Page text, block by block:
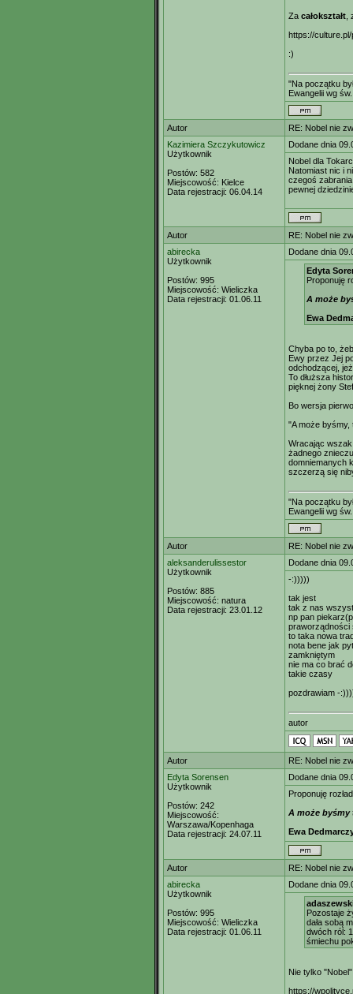
Za całokształt
https://
:)
"Na początku
Ewangelii wg
Autor
RE: Nobel nie
Kazimiera Szczykutowicz
Użytkownik
Postów: 582
Miejscowość: Kielce
Data rejestracji: 06.04.14
Dodane dnia
Nobel dla
Natomiast nic i
czegoś
pewnej
Autor
RE: Nobel nie
abirecka
Użytkownik
Postów: 995
Miejscowość: Wieliczka
Data rejestracji: 01.06.11
Dodane dnia
Edyta
Proponuję
A może
Ewa
Chyba po to,
Ewy przez Jej
odchodzącej,
To dłuższa
pięknej żony
Bo wersja
"A może
Wracając
żadnego
domniemanych
szczerzą się
"Na początku
Ewangelii wg
Autor
RE: Nobel nie
aleksanderulissestor
Użytkownik
Postów: 885
Miejscowość: natura
Data rejestracji: 23.01.12
Dodane dnia
-:)))))
tak jest
tak z nas
np pan
praworządności
to taka nowa
nota bene jak
zamkniętym
nie ma co brać
takie czasy
pozdrawiam -
autor
Autor
RE: Nobel nie
Edyta Sorensen
Użytkownik
Postów: 242
Miejscowość:
Warszawa/Kopenhaga
Data rejestracji: 24.07.11
Dodane dnia
Proponuję
A może byśmy
Ewa
Autor
RE: Nobel nie
abirecka
Użytkownik
Postów: 995
Miejscowość: Wieliczka
Data rejestracji: 01.06.11
Dodane dnia
Pozostaje
dała sobą
dwóch ról:
śmiechu
Nie tylko
https://